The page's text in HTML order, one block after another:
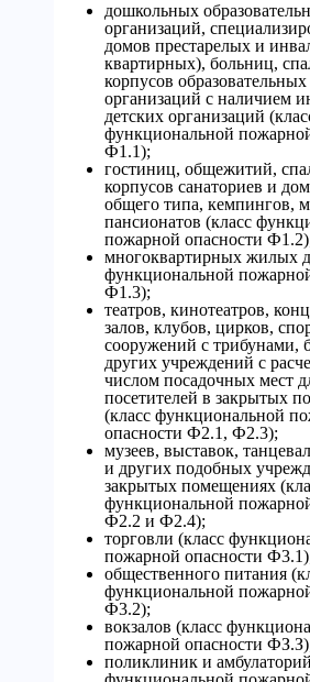
дошкольных
организаций,
домов престарелых и
квартирных), больниц,
корпусов образовательных
организаций с наличием
детских организаций
функциональной
Ф1.1);
гостиниц, общежитий,
корпусов санаториев и
общего типа, кемпингов,
пансионатов (класс
пожарной опасности
многоквартирных жилых
функциональной
Ф1.3);
театров, кинотеатров,
залов, клубов, цирков,
сооружений с трибунами,
других учреждений с
числом посадочных мест
посетителей в закрытых
(класс функциональной
опасности Ф2.1, Ф2.3);
музеев, выставок,
и других подобных
закрытых помещениях
функциональной
Ф2.2 и Ф2.4);
торговли (класс
пожарной опасности
общественного питания
функциональной
Ф3.2);
вокзалов (класс
пожарной опасности
поликлиник и